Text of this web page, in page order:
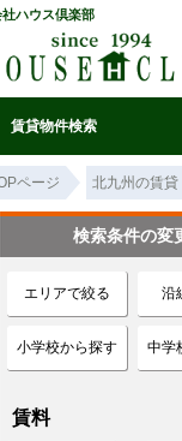
ハウス倶楽部
賃貸物件検索
条件検索
お気に入り
閲覧履歴
マイ条件リスト
ページ 北九州の賃貸
検索条件の変
エリアで絞る 沿
小学校から探す 中学
賃料